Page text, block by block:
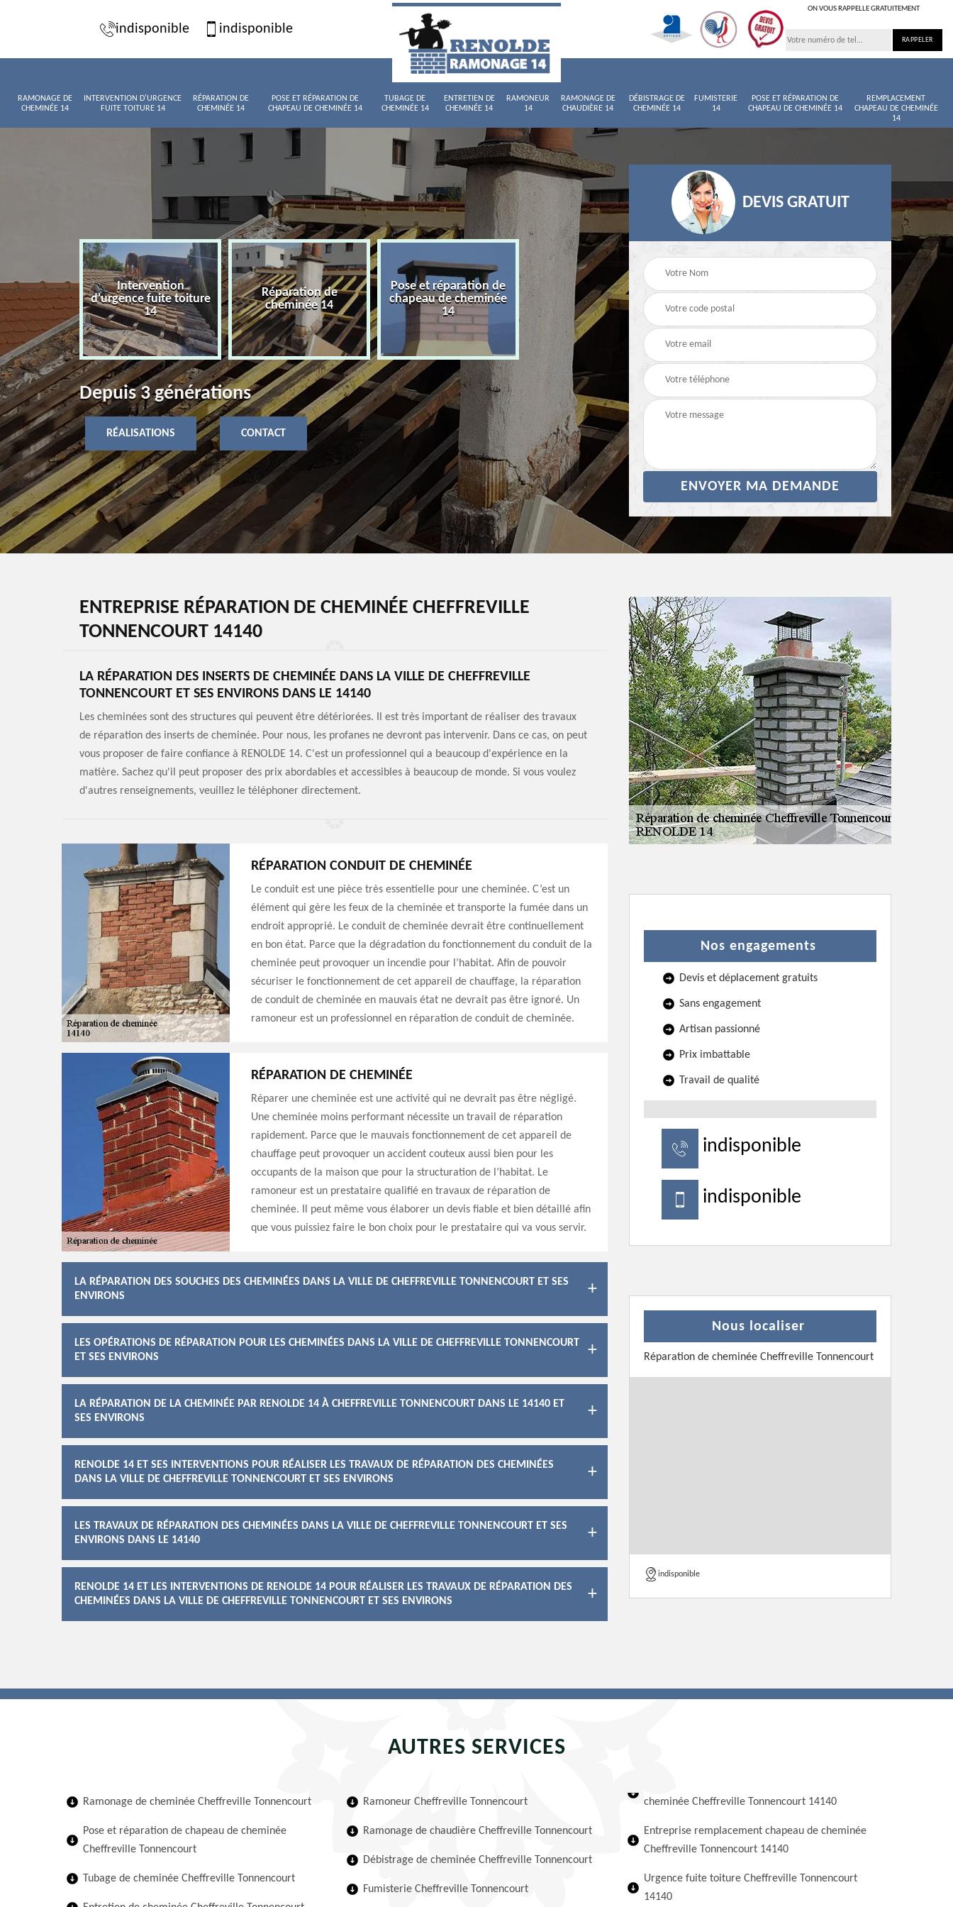
indisponible indisponible
ON VOUS RAPPELLE GRATUITEMENT
RAMONAGE DE
CHEMINÉE 14
INTERVENTION D'URGENCE
FUITE TOITURE 14
RÉPARATION DE
CHEMINÉE 14
POSE ET RÉPARATION DE
CHAPEAU DE CHEMINÉE 14
TUBAGE DE
CHEMINÉE 14
ENTRETIEN DE
CHEMINÉE 14
RAMONEUR
14
RAMONAGE DE
CHAUDIÈRE 14
DÉBISTRAGE DE
CHEMINÉE 14
FUMISTERIE
14
POSE ET RÉPARATION DE
CHAPEAU DE CHEMINÉE 14
REMPLACEMENT
CHAPEAU DE CHEMINÉE
14
de
14
Intervention
d'urgence fuite toiture
14
Réparation de
cheminée 14
Pose et réparation de
chapeau de cheminée
14
Tubage de cheminée
14
Entretien de cheminée
Ramoneur 14
Depuis 3 générations
RÉALISATIONS CONTACT
DEVIS GRATUIT
ENTREPRISE RÉPARATION DE CHEMINÉE CHEFFREVILLE
TONNENCOURT 14140
LA RÉPARATION DES INSERTS DE CHEMINÉE DANS LA VILLE DE CHEFFREVILLE
TONNENCOURT ET SES ENVIRONS DANS LE 14140
Les cheminées sont des structures qui peuvent être détériorées. Il est très important de réaliser des travaux
de réparation des inserts de cheminée. Pour nous, les profanes ne devront pas intervenir. Dans ce cas, on peut
vous proposer de faire confiance à RENOLDE 14. C'est un professionnel qui a beaucoup d'expérience en la
matière. Sachez qu'il peut proposer des prix abordables et accessibles à beaucoup de monde. Si vous voulez
d'autres renseignements, veuillez le téléphoner directement.
RÉPARATION CONDUIT DE CHEMINÉE
Le conduit est une pièce très essentielle pour une cheminée. C’est un
élément qui gère les feux de la cheminée et transporte la fumée dans un
endroit approprié. Le conduit de cheminée devrait être continuellement
en bon état. Parce que la dégradation du fonctionnement du conduit de la
cheminée peut provoquer un incendie pour l’habitat. Afin de pouvoir
sécuriser le fonctionnement de cet appareil de chauffage, la réparation
de conduit de cheminée en mauvais état ne devrait pas être ignoré. Un
ramoneur est un professionnel en réparation de conduit de cheminée.
RÉPARATION DE CHEMINÉE
Réparer une cheminée est une activité qui ne devrait pas être négligé.
Une cheminée moins performant nécessite un travail de réparation
rapidement. Parce que le mauvais fonctionnement de cet appareil de
chauffage peut provoquer un accident couteux aussi bien pour les
occupants de la maison que pour la structuration de l’habitat. Le
ramoneur est un prestataire qualifié en travaux de réparation de
cheminée. Il peut même vous élaborer un devis fiable et bien détaillé afin
que vous puissiez faire le bon choix pour le prestataire qui va vous servir.
LA RÉPARATION DES SOUCHES DES CHEMINÉES DANS LA VILLE DE CHEFFREVILLE TONNENCOURT ET SES
ENVIRONS
LES OPÉRATIONS DE RÉPARATION POUR LES CHEMINÉES DANS LA VILLE DE CHEFFREVILLE TONNENCOURT
ET SES ENVIRONS
LA RÉPARATION DE LA CHEMINÉE PAR RENOLDE 14 À CHEFFREVILLE TONNENCOURT DANS LE 14140 ET
SES ENVIRONS
RENOLDE 14 ET SES INTERVENTIONS POUR RÉALISER LES TRAVAUX DE RÉPARATION DES CHEMINÉES
DANS LA VILLE DE CHEFFREVILLE TONNENCOURT ET SES ENVIRONS
LES TRAVAUX DE RÉPARATION DES CHEMINÉES DANS LA VILLE DE CHEFFREVILLE TONNENCOURT ET SES
ENVIRONS DANS LE 14140
RENOLDE 14 ET LES INTERVENTIONS DE RENOLDE 14 POUR RÉALISER LES TRAVAUX DE RÉPARATION DES
CHEMINÉES DANS LA VILLE DE CHEFFREVILLE TONNENCOURT ET SES ENVIRONS
Nos engagements
Devis et déplacement gratuits
Sans engagement
Artisan passionné
Prix imbattable
Travail de qualité
indisponible
indisponible
Nous localiser
Réparation de cheminée Cheffreville Tonnencourt
indisponible
AUTRES SERVICES
Ramonage de cheminée Cheffreville Tonnencourt
Pose et réparation de chapeau de cheminée
Cheffreville Tonnencourt
Tubage de cheminée Cheffreville Tonnencourt
Ramoneur Cheffreville Tonnencourt
Ramonage de chaudière Cheffreville Tonnencourt
Débistrage de cheminée Cheffreville Tonnencourt
Fumisterie Cheffreville Tonnencourt
cheminée Cheffreville Tonnencourt 14140
Entreprise remplacement chapeau de cheminée
Cheffreville Tonnencourt 14140
Urgence fuite toiture Cheffreville Tonnencourt
14140